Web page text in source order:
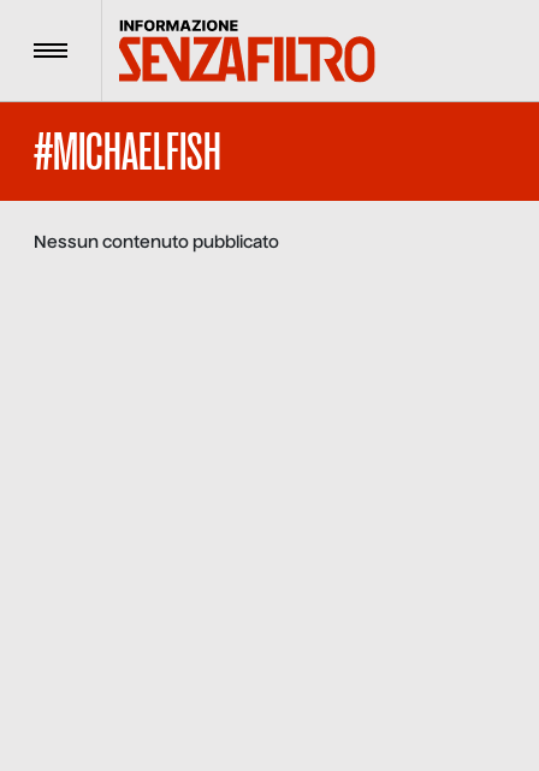
Menu
#MICHAELFISH
Nessun contenuto pubblicato